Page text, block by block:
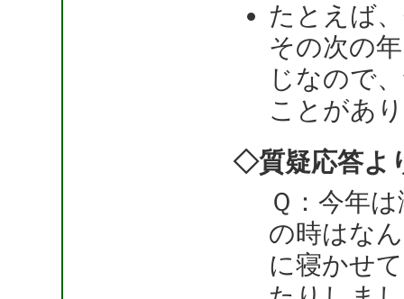
たとえば
その次の
じなので
ことがあ
◇質疑応答よ
Ｑ：今年
の時はな
に寝かせ